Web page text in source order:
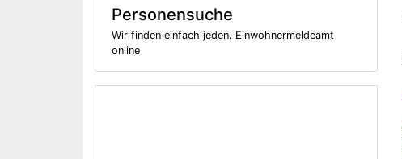
Personensuche
Wir finden einfach jeden. Einwohnermeldeamt
online